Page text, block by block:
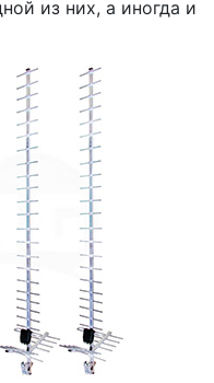
из них, а иногда и